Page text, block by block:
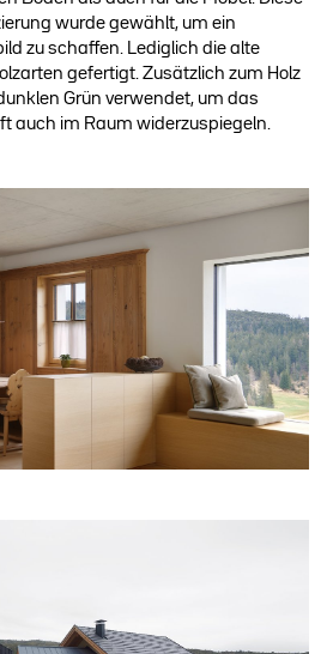
wurde gewählt, um ein
zu schaffen. Lediglich die alte
gefertigt. Zusätzlich zum Holz
Grün verwendet, um das
auch im Raum widerzuspiegeln.